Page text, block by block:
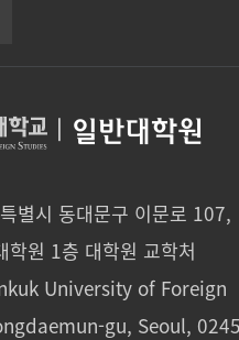
일반대학원
별시 동대문구 이문로 107,
학원 1층 대학원 교학처
University of Foreign
gu, Seoul,